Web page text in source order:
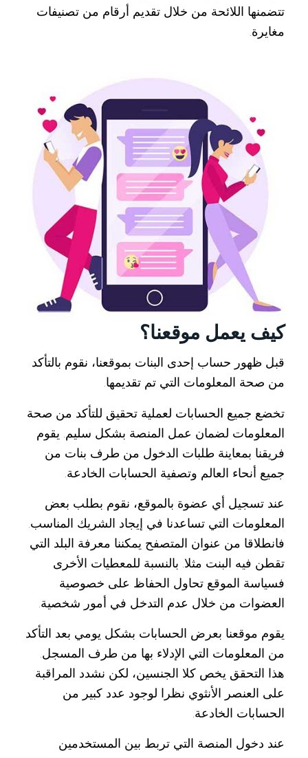
تتضمنها اللائحة من خلال تقديم أرقام من تصنيفات
مغايرة.
كيف يعمل موقعنا؟
قبل ظهور حساب إحدى البنات بموقعنا، نقوم بالتأكد
من صحة المعلومات التي تم تقديمها.
تخضع جميع الحسابات لعملية تحقيق للتأكد من صحة
المعلومات لضمان عمل المنصة بشكل سليم. يقوم
فريقنا بمعاينة طلبات الدخول من طرف بنات من
جميع أنحاء العالم وتصفية الحسابات الخادعة.
عند تسجيل أي عضوة بالموقع، نقوم بطلب بعض
المعلومات التي تساعدنا في إيجاد الشريك المناسب.
فانطلاقا من عنوان المتصفح يمكننا معرفة البلد التي
تقطن فيه البنت مثلا. بالنسبة للمعطيات الأخرى
فسياسة الموقع تحاول الحفاظ على خصوصية
العضوات من خلال عدم التدخل في أمور شخصية.
يقوم موقعنا بعرض الحسابات بشكل يومي بعد التأكد
من المعلومات التي الإدلاء بها من طرف المسجل.
هذا التحقق يخص كلا الجنسين، لكن نشدد المراقبة
على العنصر الأنثوي نظرا لوجود عدد كبير من
الحسابات الخادعة.
عند دخول المنصة التي تربط بين المستخدمين